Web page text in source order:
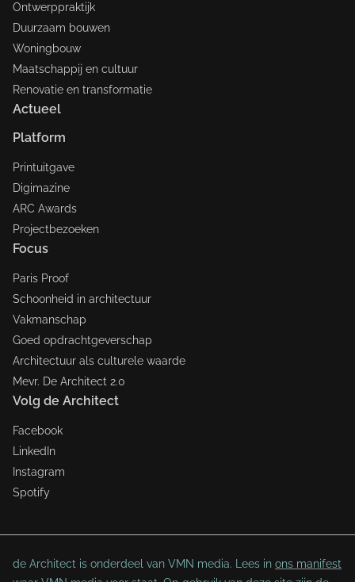
Ontwerppraktijk
Duurzaam bouwen
Woningbouw
Maatschappij en cultuur
Renovatie en transformatie
Actueel
Platform
Printuitgave
Digimazine
ARC Awards
Projectbezoeken
Focus
Paris Proof
Schoonheid in architectuur
Vakmanschap
Goed opdrachtgeverschap
Architectuur als culturele waarde
Mevr. De Architect 2.0
Volg de Architect
Facebook
LinkedIn
Instagram
Spotify
de Architect is onderdeel van VMN media. Lees in ons manifest